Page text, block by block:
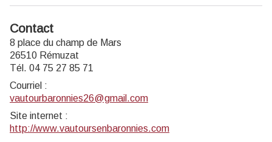
Contact
8 place du champ de Mars
26510 Rémuzat
Tél. 04 75 27 85 71
Courriel :
vautourbaronnies26@gmail.com
Site internet :
http://www.vautoursenbaronnies.com